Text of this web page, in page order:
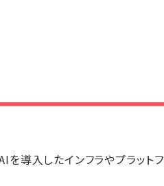
を導入したインフラやプラットフ